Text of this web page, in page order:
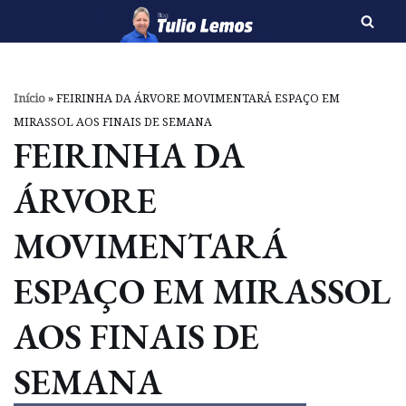
o
conteúdo
Início»FEIRINHA DA ÁRVORE MOVIMENTARÁ ESPAÇO EM
MIRASSOL AOS FINAIS DE SEMANA
FEIRINHA DA
ÁRVORE
MOVIMENTARÁ
ESPAÇO EM MIRASSOL
AOS FINAIS DE
SEMANA